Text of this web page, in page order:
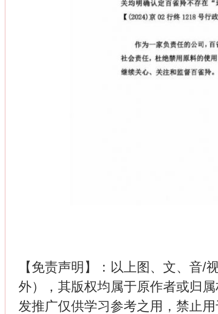
【免责声明】：以上图、文、音/
外），其版权均属于原作者或归
发推广仅供学习参考之用，禁止